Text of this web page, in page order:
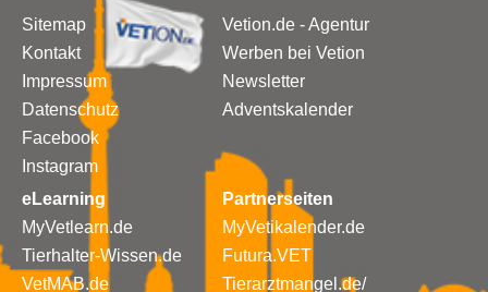
Sitemap
Kontakt
Impressum
Datenschutz
Facebook
Instagram
Vetion.de - Agentur
Werben bei Vetion
Newsletter
Adventskalender
eLearning
MyVetlearn.de
Tierhalter-Wissen.de
VetMAB.de
Partnerseiten
MyVetikalender.de
Futura.VET
Tierarztmangel.de/